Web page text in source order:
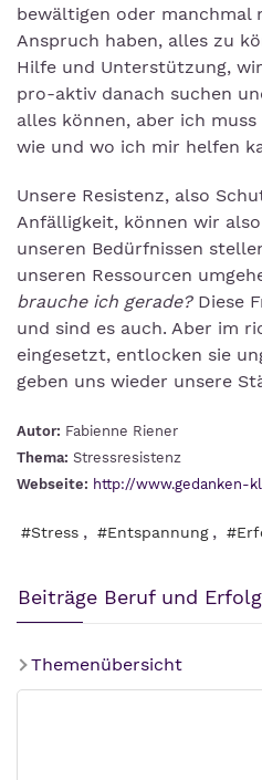
bewältigen oder manchmal
Anspruch haben, alles zu
Hilfe und Unterstützung,
pro-aktiv danach suchen
alles können, aber ich
wie und wo ich mir helfen
Unsere Resistenz, also
Anfälligkeit, können wir
unseren Bedürfnissen
unseren Ressourcen
brauche ich gerade?Diese
und sind es auch. Aber im
eingesetzt, entlocken sie
geben uns wieder unsere
Autor: Fabienne Riener
Thema: Stressresistenz
Webseite: http://www.gedanken-
#Stress , #Entspannung ,
Beiträge Beruf und Erfolg
Themenübersicht